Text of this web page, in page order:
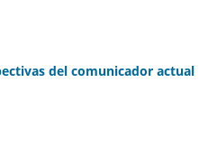
del comunicador actual